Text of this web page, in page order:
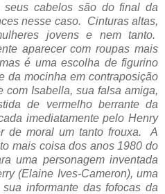
cabelos são do final da
nesse caso. Cinturas altas,
jovens e nem tanto.
aparecer com roupas mais
é uma escolha de figurino
da mocinha em contraposição
com Isabella, sua falsa amiga,
de vermelho berrante da
imediatamente pelo Henry
de moral um tanto frouxa. A
mais coisa dos anos 1980 do
uma personagem inventada
(Elaine Ives-Cameron), uma
informante das fofocas da